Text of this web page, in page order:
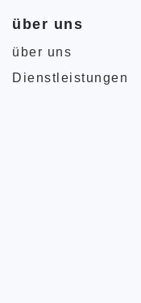
über uns
über uns
Dienstleistungen